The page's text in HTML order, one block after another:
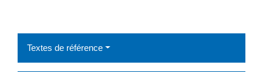
Textes de référence